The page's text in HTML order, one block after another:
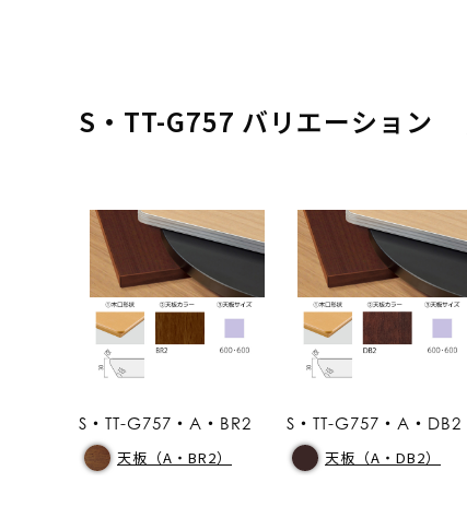
S・TT-G757 バリエーション
S・TT-G757・A・BR2
天板（A・BR2）
S・TT-G757・A・DB2
天板（A・DB2）